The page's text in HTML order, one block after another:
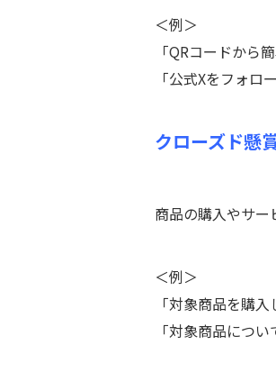
＜例＞
「QRコードから
「公式Xをフォロ
クローズド懸
商品の購入やサー
＜例＞
「対象商品を購
「対象商品につ